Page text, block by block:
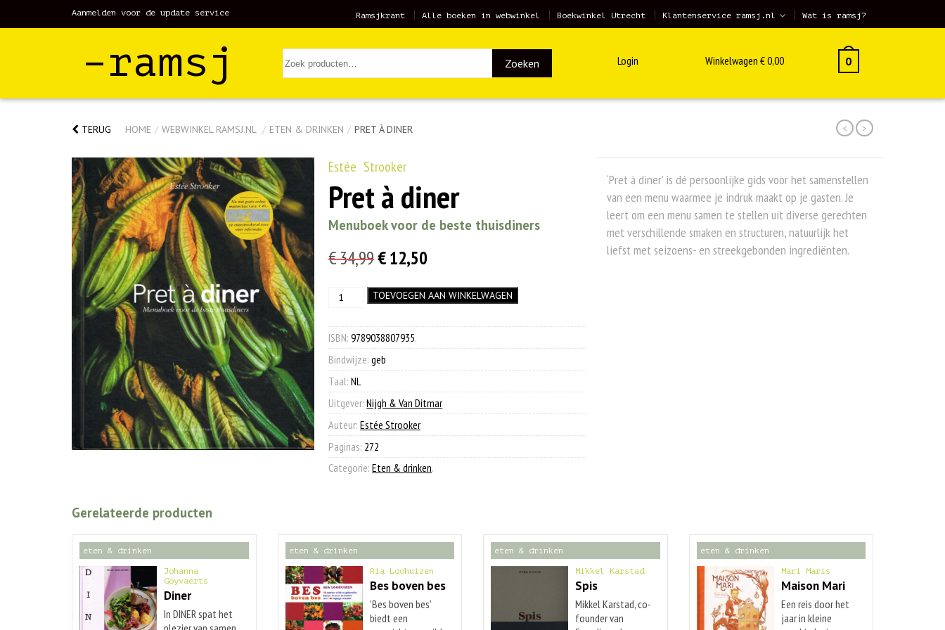
Aanmelden voor de update service Ramsjkrant Alle boeken in webwinkel Boekwinkel Utrecht Klantenservice ramsj.nl Wat is ramsj?
–ramsj Zoeken Login Winkelwagen €0,00 0
TERUG HOME / WEBWINKEL RAMSJ.NL / ETEN & DRINKEN / PRET À DINER < >
Estée Strooker
Pret à diner
Menuboek voor de beste thuisdiners
€34,99Oorspronkelijke
was:
€ 34,99.
€12,50
is:
€ 12,50.
Pret
aantal
TOEVOEGEN AAN WINKELWAGEN
ISBN:9789038807935.
Bindwijze:geb
Taal:NL
Uitgever:Nijgh & Van Ditmar
Auteur:Estée Strooker
Paginas: 272
Categorie:Eten & drinken.
‘Pret à diner’ is dé persoonlijke gids voor het samenstellen
van een menu waarmee je indruk maakt op je gasten. Je
leert om een menu samen te stellen uit diverse gerechten
met verschillende smaken en structuren, natuurlijk het
liefst met seizoens- en streekgebonden ingrediënten.
Gerelateerde producten
eten & drinken
Johanna
Goyvaerts
Diner
In DINER spat het
eten & drinken
Ria Loohuizen
Bes boven bes
'Bes boven bes'
biedt een
eten & drinken
Mikkel Karstad
Spis
Mikkel Karstad, co-
founder van
eten & drinken
Mari Maris
Maison Mari
Een reis door het
jaar in kleine